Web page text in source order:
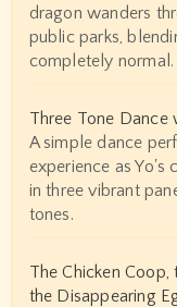
dragon wanders
public parks,
completely normal.
Three Tone Dance
A simple dance
experience as Yo's
in three vibrant
tones.
The Chicken
the Disappearing